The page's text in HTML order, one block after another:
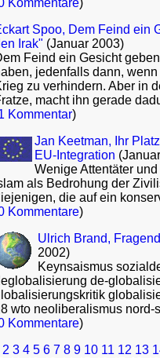
Kommentare)
Spoo, Dem Feind ein
Irak" (Januar 2003)
Feind ein Gesicht
jedenfalls dann,
zu verhindern. Aber in
macht ihn gerade
Kommentar)
Jan Keetman, Ihr
EU-Integration
Wenige Attentäter
als Bedrohung der
die auf ein
Kommentare)
Ulrich Brand,
2002)
Keynsaismus
de-
wto neoliberalismus nord-
Kommentare)
2 3 4 5 6 7 8 9 10 11 12 13